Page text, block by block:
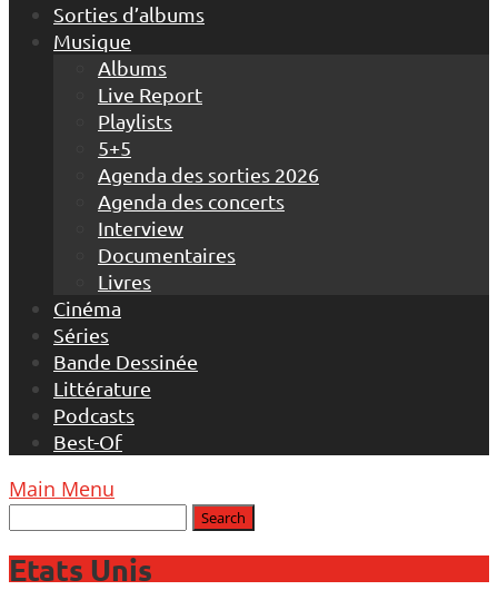
Sorties d’albums
Musique
Albums
Live Report
Playlists
5+5
Agenda des sorties 2026
Agenda des concerts
Interview
Documentaires
Livres
Cinéma
Séries
Bande Dessinée
Littérature
Podcasts
Best-Of
Main Menu
Etats Unis